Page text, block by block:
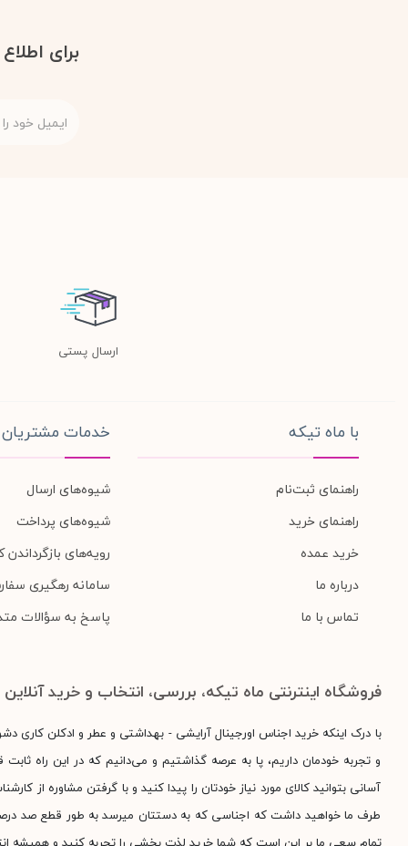
برای
ارسال پستی
با ماه تیکه
راهنمای ثبت‌نام
راهنمای خرید
خرید عمده
درباره ما
تماس با ما
خدمات مشتریان
شیوه‌های ارسال
شیوه‌های پرداخت
رویه‌های بازگرداندن
سامانه رهگیری
پاسخ به سؤالات
فروشگاه اینترنتی ماه تیکه، بررسی، انتخاب و خرید آنلاین
با درک اینکه خرید اجناس اورجینال آرایشی - بهداشتی و عطر و ادکلن کاری
و تجربه خودمان داریم، پا به عرصه گذاشتیم و می‌دانیم که در این راه
آسانی بتوانید کالای مورد نیاز خودتان را پیدا کنید و با گرفتن مشاوره از
طرف ما خواهید داشت که اجناسی که به دستتان میرسد به طور قطع صد درصد